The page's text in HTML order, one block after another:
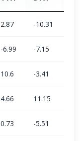
2.87 -10.31
-6.99 -7.15
10.6 -3.41
4.66 11.15
0.73 -5.51